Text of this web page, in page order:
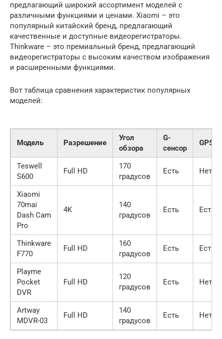
предлагающий широкий ассортимент моделей с
различными функциями и ценами. Xiaomi – это
популярный китайский бренд, предлагающий
качественные и доступные видеорегистраторы.
Thinkware – это премиальный бренд, предлагающий
видеорегистраторы с высоким качеством изображения
и расширенными функциями.
Вот таблица сравнения характеристик популярных
моделей:
Модель Разрешение
Угол
обзора
G-
сенсор
GPS
Teswell
S600
Full HD
170
градусов
Есть Нет
Xiaomi
70mai
Dash Cam
Pro
4K
140
градусов
Есть Есть
Thinkware
F770
Full HD
160
градусов
Есть Есть
Playme
Pocket
DVR
Full HD
120
градусов
Есть Нет
Artway
MDVR-03
Full HD
140
градусов
Есть Нет